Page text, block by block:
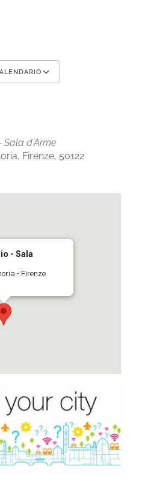
Sala d'Arme
Firenze, 50122
- Sala
- Firenze